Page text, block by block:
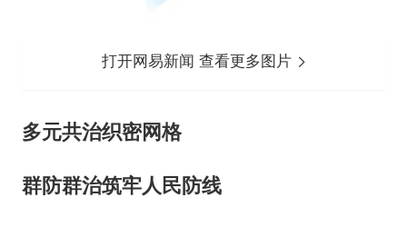
打开网易新闻 查看更多图片
多元共治织密网格
群防群治筑牢人民防线